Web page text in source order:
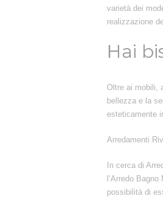
varietà dei
realizzazione
Hai
Oltre ai mobili,
bellezza e la
esteticamente
Arredamenti
In cerca di
l’Arredo
possibilità di